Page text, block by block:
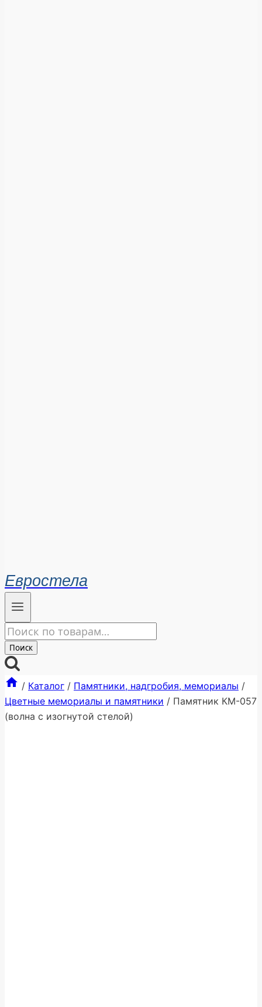
Евростела
Искать:
Поиск
/ Каталог / Памятники, надгробия, мемориалы /
Цветные мемориалы и памятники / Памятник КМ-057
(волна с изогнутой стелой)